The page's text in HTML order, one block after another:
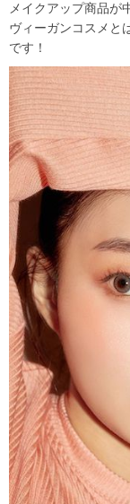
メイクアップ商品が
ヴィーガンコスメと
です！